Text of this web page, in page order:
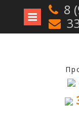
Перейти
8